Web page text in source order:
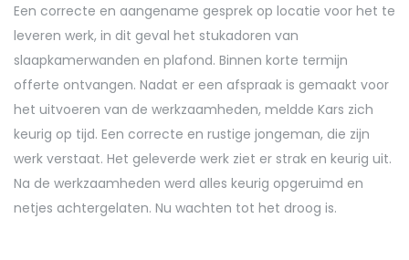
Een correcte en aangename gesprek op locatie voor het te
leveren werk, in dit geval het stukadoren van
slaapkamerwanden en plafond. Binnen korte termijn
offerte ontvangen. Nadat er een afspraak is gemaakt voor
het uitvoeren van de werkzaamheden, meldde Kars zich
keurig op tijd. Een correcte en rustige jongeman, die zijn
werk verstaat. Het geleverde werk ziet er strak en keurig uit.
Na de werkzaamheden werd alles keurig opgeruimd en
netjes achtergelaten. Nu wachten tot het droog is.